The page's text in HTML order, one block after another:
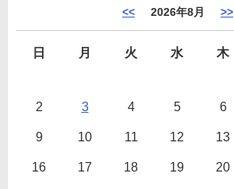
<< 2026年8月 >>
日 月 火 水 木
2 3 4 5 6
9 10 11 12 13
16 17 18 19 20